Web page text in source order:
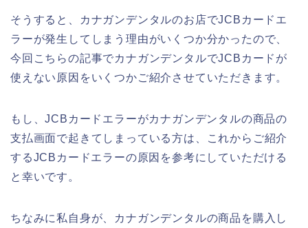
そうすると、カナガンデンタルのお店でJCBカードエ
ラーが発生してしまう理由がいくつか分かったので、
今回こちらの記事でカナガンデンタルでJCBカードが
使えない原因をいくつかご紹介させていただきます。
もし、JCBカードエラーがカナガンデンタルの商品の
支払画面で起きてしまっている方は、これからご紹介
するJCBカードエラーの原因を参考にしていただける
と幸いです。
ちなみに私自身が、カナガンデンタルの商品を購入し